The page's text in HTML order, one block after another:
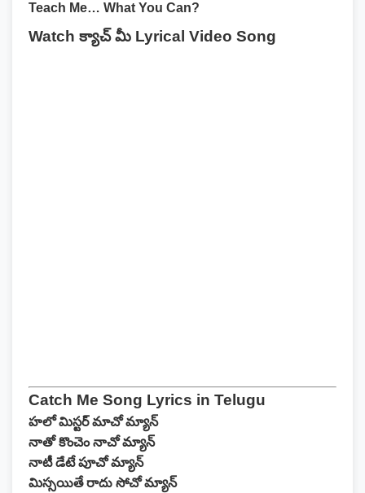
Teach Me… What You Can?
Watch క్యాచ్ మీ Lyrical Video Song
Catch Me Song Lyrics in Telugu
హలో మిస్టర్ మాచో మ్యాన్
నాతో కొంచెం నాచో మ్యాన్
నాటీ డేటే పూచో మ్యాన్
మిస్సయితే రాదు సోచో మ్యాన్